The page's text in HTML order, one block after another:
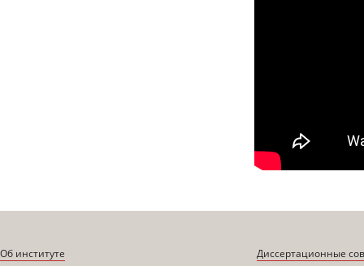
Об институте
Диссертационные